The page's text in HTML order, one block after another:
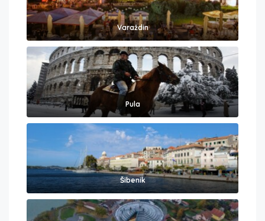
Varaždin
Pula
Šibenik